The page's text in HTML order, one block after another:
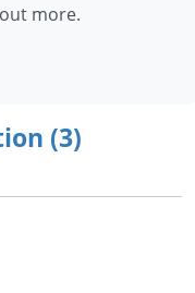
more.
(3)